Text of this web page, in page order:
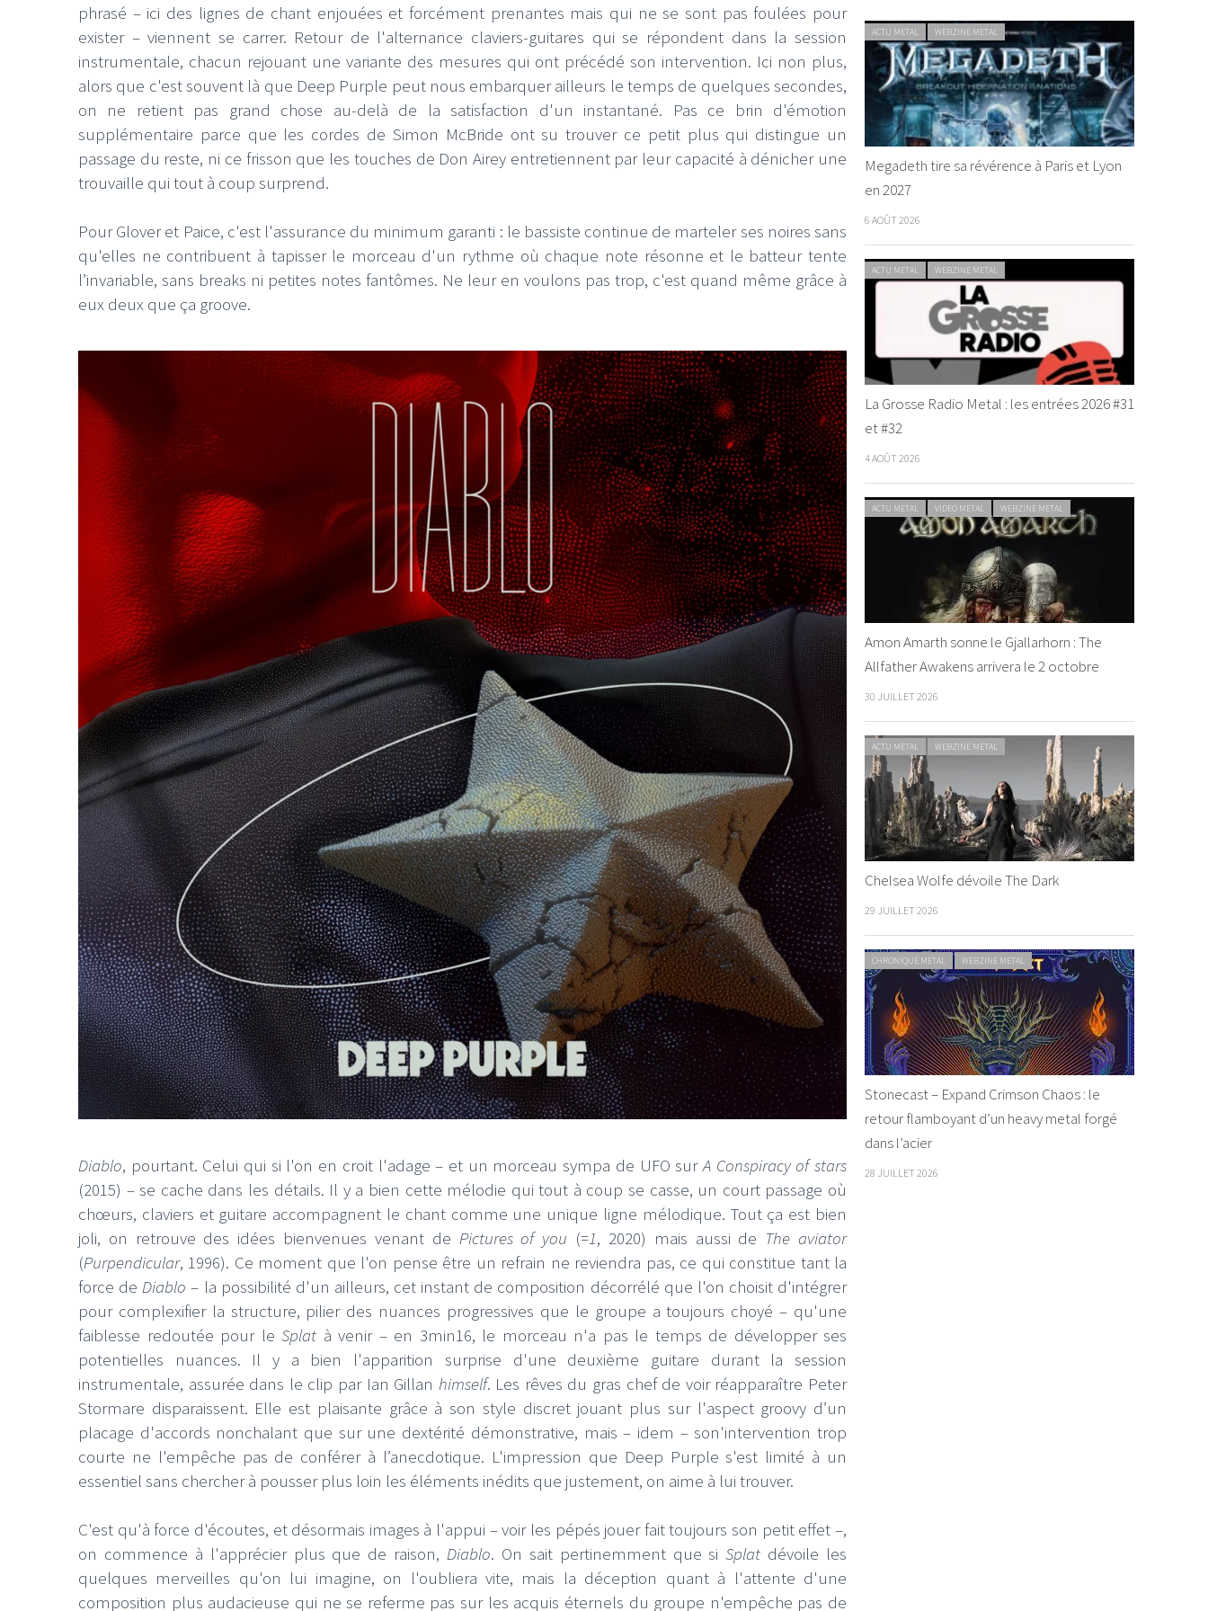
phrasé – ici des lignes de chant enjouées et forcément prenantes mais qui ne se sont pas foulées pour
exister – viennent se carrer. Retour de l'alternance claviers-guitares qui se répondent dans la session
instrumentale, chacun rejouant une variante des mesures qui ont précédé son intervention. Ici non plus,
alors que c'est souvent là que Deep Purple peut nous embarquer ailleurs le temps de quelques secondes,
on ne retient pas grand chose au-delà de la satisfaction d'un instantané. Pas ce brin d'émotion
supplémentaire parce que les cordes de Simon McBride ont su trouver ce petit plus qui distingue un
passage du reste, ni ce frisson que les touches de Don Airey entretiennent par leur capacité à dénicher une
trouvaille qui tout à coup surprend.
Pour Glover et Paice, c'est l'assurance du minimum garanti : le bassiste continue de marteler ses noires sans
qu'elles ne contribuent à tapisser le morceau d'un rythme où chaque note résonne et le batteur tente
l’invariable, sans breaks ni petites notes fantômes. Ne leur en voulons pas trop, c'est quand même grâce à
eux deux que ça groove.
Diablo, pourtant. Celui qui si l'on en croit l'adage – et un morceau sympa de UFO surA Conspiracy of stars
(2015) – se cache dans les détails. Il y a bien cette mélodie qui tout à coup se casse, un court passage où
chœurs, claviers et guitare accompagnent le chant comme une unique ligne mélodique. Tout ça est bien
joli, on retrouve des idées bienvenues venant de Pictures of you (=1, 2020) mais aussi de The aviator
(Purpendicular, 1996). Ce moment que l'on pense être un refrain ne reviendra pas, ce qui constitue tant la
force deDiablo – la possibilité d'un ailleurs, cet instant de composition décorrélé que l'on choisit d'intégrer
pour complexifier la structure, pilier des nuances progressives que le groupe a toujours choyé – qu'une
faiblesse redoutée pour le Splat à venir – en 3min16, le morceau n'a pas le temps de développer ses
potentielles nuances. Il y a bien l'apparition surprise d'une deuxième guitare durant la session
instrumentale, assurée dans le clip par Ian Gillan himself. Les rêves du gras chef de voir réapparaître Peter
Stormare disparaissent. Elle est plaisante grâce à son style discret jouant plus sur l'aspect groovy d’un
placage d'accords nonchalant que sur une dextérité démonstrative, mais – idem – son'intervention trop
courte ne l'empêche pas de conférer à l’anecdotique. L'impression que Deep Purple s'est limité à un
essentiel sans chercher à pousser plus loin les éléments inédits que justement, on aime à lui trouver.
C'est qu'à force d'écoutes, et désormais images à l'appui – voir les pépés jouer fait toujours son petit effet –,
on commence à l'apprécier plus que de raison, Diablo. On sait pertinemment que siSplat dévoile les
quelques merveilles qu'on lui imagine, on l'oubliera vite, mais la déception quant à l'attente d'une
composition plus audacieuse qui ne se referme pas sur les acquis éternels du groupe n'empêche pas de
ACTU METAL WEBZINE METAL
Megadeth tire sa révérence à Paris et Lyon
en 2027
6 AOÛT 2026
ACTU METAL WEBZINE METAL
La Grosse Radio Metal : les entrées 2026 #31
et #32
4 AOÛT 2026
ACTU METAL VIDEO METAL WEBZINE METAL
Amon Amarth sonne le Gjallarhorn : The
Allfather Awakens arrivera le 2 octobre
30 JUILLET 2026
ACTU METAL WEBZINE METAL
Chelsea Wolfe dévoile The Dark
29 JUILLET 2026
CHRONIQUE METAL WEBZINE METAL
Stonecast – Expand Crimson Chaos : le
retour flamboyant d’un heavy metal forgé
dans l’acier
28 JUILLET 2026